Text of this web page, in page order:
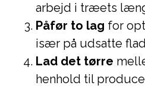
arbejd i træets
Påfør to lag for
især på udsatte
Lad det tørre
henhold til